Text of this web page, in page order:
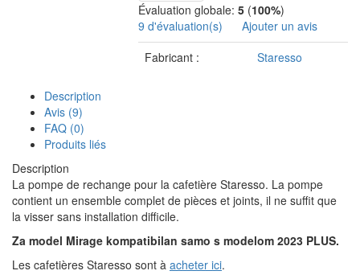
Évaluation globale: 5 (100%)
9 d'évaluation(s)
Ajouter un avis
Fabricant :
Staresso
Description
Avis (9)
FAQ (0)
Produits liés
Description
La pompe de rechange pour la cafetière Staresso. La pompe
contient un ensemble complet de pièces et joints, il ne suffit que
la visser sans installation difficile.
Za model Mirage kompatibilan samo s modelom 2023 PLUS.
Les cafetières Staresso sont à acheter ici.